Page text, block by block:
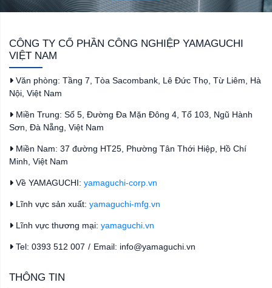
CÔNG TY CỔ PHẦN CÔNG NGHIỆP YAMAGUCHI
VIỆT NAM
Văn phòng: Tầng 7, Tòa Sacombank, Lê Đức Thọ, Từ Liêm, Hà
Nội, Việt Nam
Miền Trung: Số 5, Đường Đa Mặn Đông 4, Tổ 103, Ngũ Hành
Sơn, Đà Nẵng, Việt Nam
Miền Nam: 37 đường HT25, Phường Tân Thới Hiệp, Hồ Chí
Minh, Việt Nam
Về YAMAGUCHI: yamaguchi-corp.vn
Lĩnh vực sản xuất: yamaguchi-mfg.vn
Lĩnh vực thương mại: yamaguchi.vn
Tel: 0393 512 007 / Email: info@yamaguchi.vn
THÔNG TIN